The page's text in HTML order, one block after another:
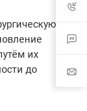
их
до